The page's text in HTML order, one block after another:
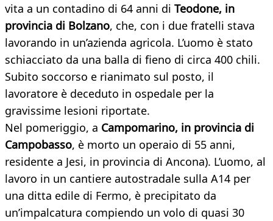
vita a un contadino di 64 anni di Teodone, in
provincia di Bolzano, che, con i due fratelli stava
lavorando in un’azienda agricola. L’uomo è stato
schiacciato da una balla di fieno di circa 400 chili.
Subito soccorso e rianimato sul posto, il
lavoratore è deceduto in ospedale per la
gravissime lesioni riportate.
Nel pomeriggio, a Campomarino, in provincia di
Campobasso, è morto un operaio di 55 anni,
residente a Jesi, in provincia di Ancona). L’uomo, al
lavoro in un cantiere autostradale sulla A14 per
una ditta edile di Fermo, è precipitato da
un’impalcatura compiendo un volo di quasi 30